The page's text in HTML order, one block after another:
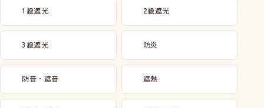
1級遮光 2級遮光
3級遮光 防炎
防音・遮音 遮熱